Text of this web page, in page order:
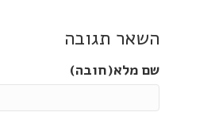
השאר תגובה
שם מלא(חובה)